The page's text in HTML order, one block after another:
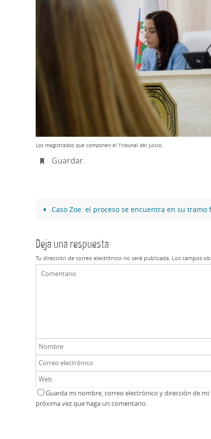
Los magistrados que componen el Tribunal del juicio.
Guardar.
Caso Zoe: el proceso se encuentra en su tramo
Deja una respuesta
Tu dirección de correo electrónico no será publicada. Los campos
Guarda mi nombre, correo electrónico y dirección de
próxima vez que haga un comentario.